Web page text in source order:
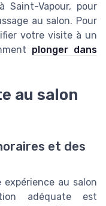
Saint-Vapour, pour
au salon. Pour
votre visite à un
plonger dans
au salon
et des
au salon
adéquate est